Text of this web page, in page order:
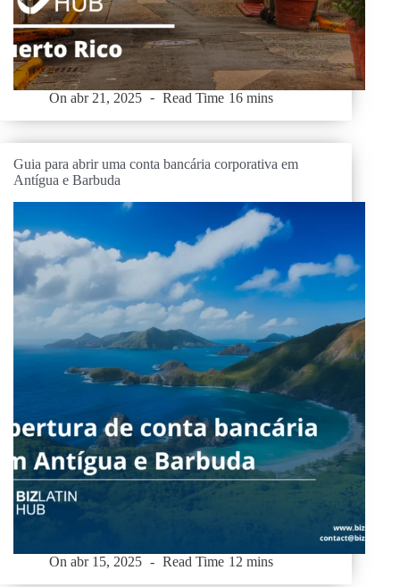
On abr 21, 2025 Read Time 16 mins
Guia para abrir uma conta bancária corporativa em
Antígua e Barbuda
On abr 15, 2025 Read Time 12 mins